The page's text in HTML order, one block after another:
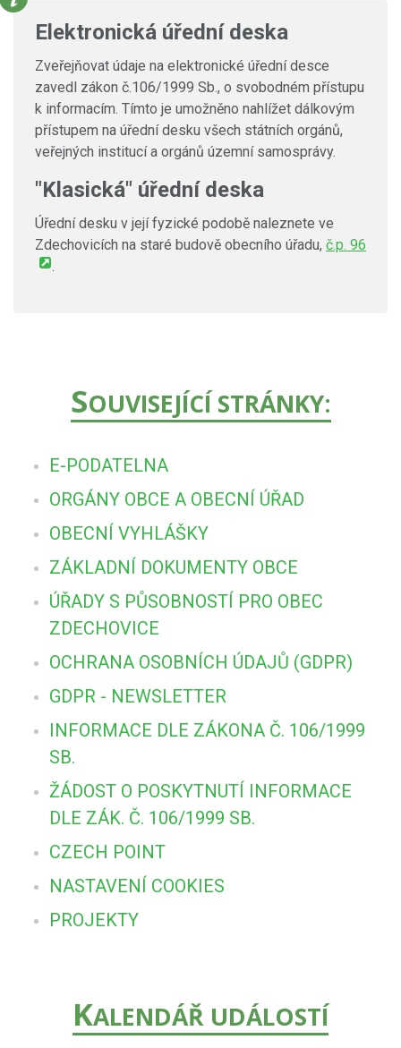
Elektronická úřední deska
Zveřejňovat údaje na elektronické úřední desce
zavedl zákon č.106/1999 Sb., o svobodném přístupu
k informacím. Tímto je umožněno nahlížet dálkovým
přístupem na úřední desku všech státních orgánů,
veřejných institucí a orgánů územní samosprávy.
"Klasická" úřední deska
Úřední desku v její fyzické podobě naleznete ve
Zdechovicích na staré budově obecního úřadu, č.p. 96
.
SOUVISEJÍCÍ STRÁNKY:
E-PODATELNA
ORGÁNY OBCE A OBECNÍ ÚŘAD
OBECNÍ VYHLÁŠKY
ZÁKLADNÍ DOKUMENTY OBCE
ÚŘADY S PŮSOBNOSTÍ PRO OBEC
ZDECHOVICE
OCHRANA OSOBNÍCH ÚDAJŮ (GDPR)
GDPR - NEWSLETTER
INFORMACE DLE ZÁKONA Č. 106/1999
SB.
ŽÁDOST O POSKYTNUTÍ INFORMACE
DLE ZÁK. Č. 106/1999 SB.
CZECH POINT
NASTAVENÍ COOKIES
PROJEKTY
KALENDÁŘ UDÁLOSTÍ